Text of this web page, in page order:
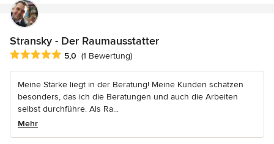
Stransky - Der Raumausstatter
Durchschnittliche Bewertung: 5 von 5 Sternen
5,0 (1 Bewertung)
Meine Stärke liegt in der Beratung! Meine Kunden schätzen
besonders, das ich die Beratungen und auch die Arbeiten
selbst durchführe. Als Ra...
Mehr